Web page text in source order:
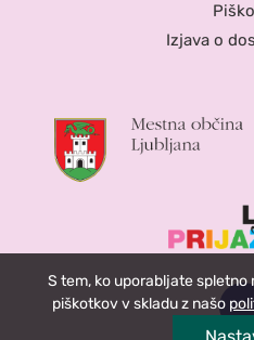
Izjava o
S tem, ko uporabljate
piškotkov v skladu z našo